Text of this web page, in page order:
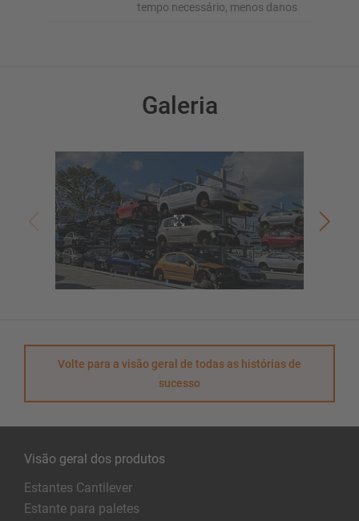
tempo necessário, menos danos
Galeria
Volte para a visão geral de todas as histórias de
sucesso
Visão geral dos produtos
Estantes Cantilever
Estante para paletes